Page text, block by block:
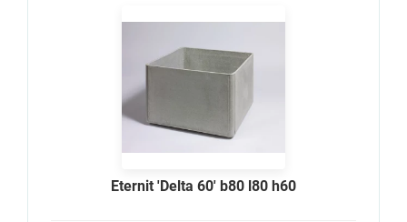
Eternit 'Delta 60' b80 l80 h60